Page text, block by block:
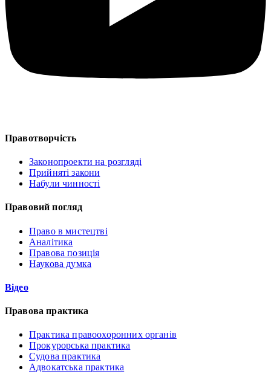
Правотворчість
Законопроекти на розгляді
Прийняті закони
Набули чинності
Правовий погляд
Право в мистецтві
Аналітика
Правова позиція
Наукова думка
Відео
Правова практика
Практика правоохоронних органів
Прокурорська практика
Судова практика
Адвокатська практика